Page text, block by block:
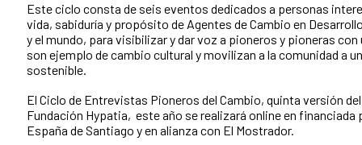
Este ciclo consta de seis eventos dedicados a personas
vida, sabiduría y propósito de Agentes de Cambio en
y el mundo, para visibilizar y dar voz a pioneros y pioneras
son ejemplo de cambio cultural y movilizan a la comunidad a
sostenible.
El Ciclo de Entrevistas Pioneros del Cambio, quinta versión
Fundación Hypatia, este año se realizará online en financiada
España de Santiago y en alianza con El Mostrador.